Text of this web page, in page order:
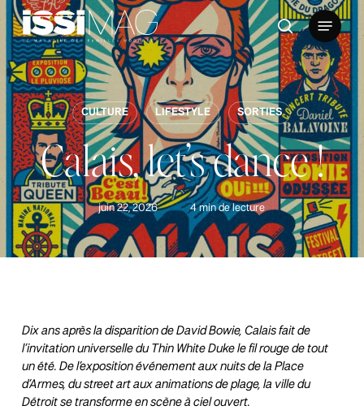
Skip
main
content
rechercher
Menu
CULTURE LIFESTYLE SORTIES
Calais, let’s dance !
juin 22, 2026 4 min de lecture
Dix ans après la disparition de David Bowie, Calais fait de
l’invitation universelle du Thin White Duke le fil rouge de tout
un été. De l’exposition événement aux nuits de la Place
d’Armes, du street art aux animations de plage, la ville du
Détroit se transforme en scène à ciel ouvert.